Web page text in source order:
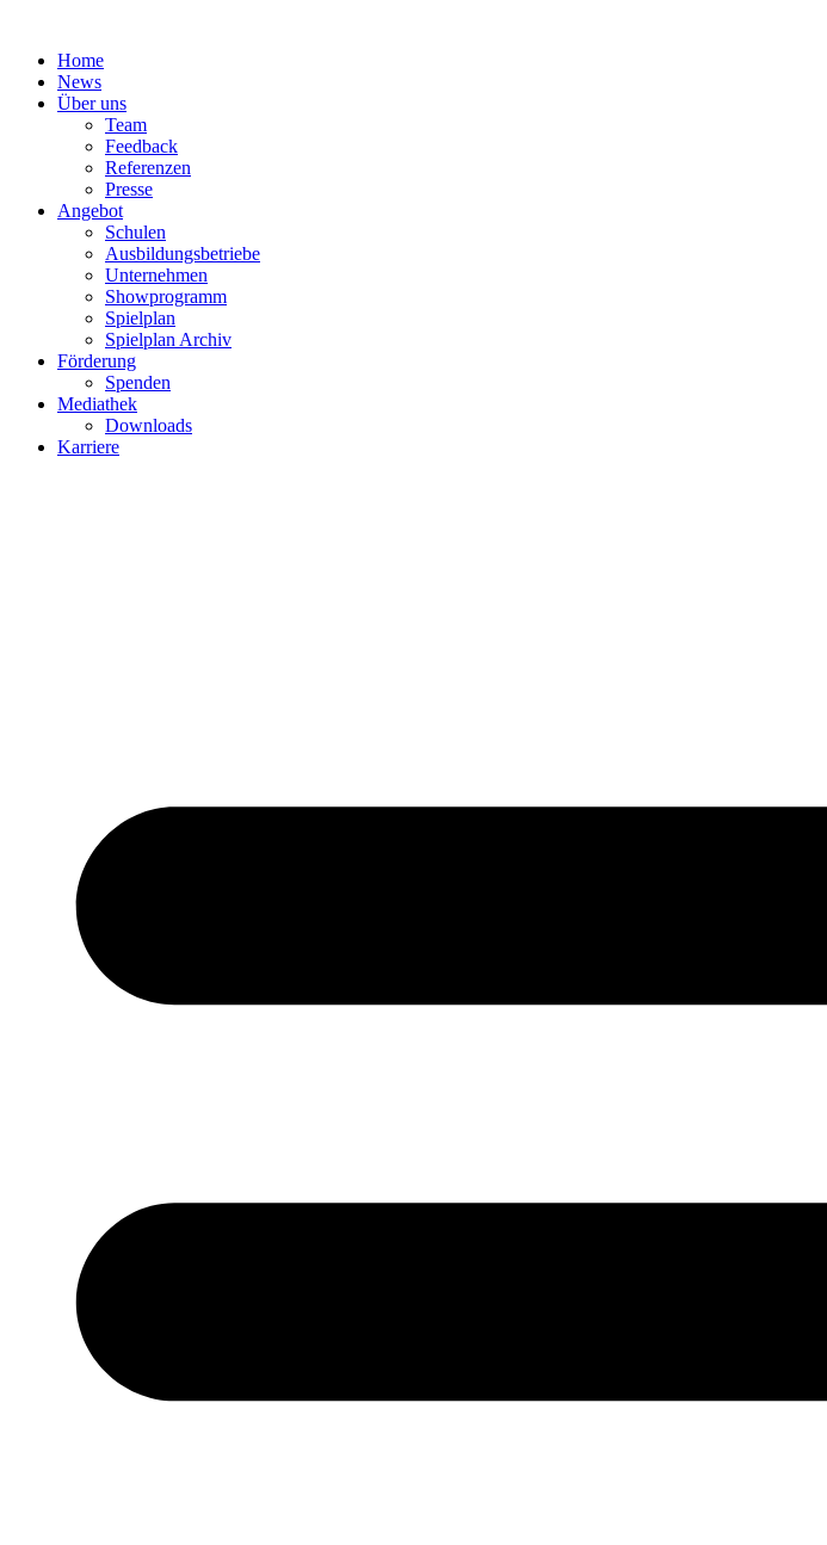
springenHome
News
Über uns
Team
Feedback
Referenzen
Presse
Angebot
Schulen
Ausbildungsbetriebe
Unternehmen
Showprogramm
Spielplan
Spielplan Archiv
Förderung
Spenden
Mediathek
Downloads
Karriere